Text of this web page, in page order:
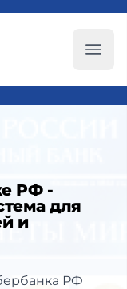
РФ -
для
и
РФ